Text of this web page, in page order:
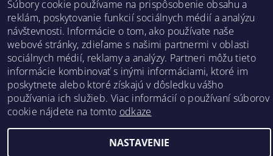
Bestent.cz | Heureka.sk
2026 © BESTENT.sk , všetky práva vyhradené
Vytvoril Shoptet
Súbory cookie používame na prispôsobenie obsahu a
reklám, poskytovanie funkcií sociálnych médií a analýzu
návštevnosti. Informácie o tom, ako používate naše
webové stránky, zdieľame s našimi partnermi v oblasti
sociálnych médií, reklamy a analýzy. Partneri môžu tieto
informácie kombinovať s inými informáciami, ktoré im
poskytnete alebo ktoré získajú v dôsledku vášho
používania ich služieb. Viac informácií o používaní súborov
cookie nájdete na tomto odkaze
NASTAVENIE